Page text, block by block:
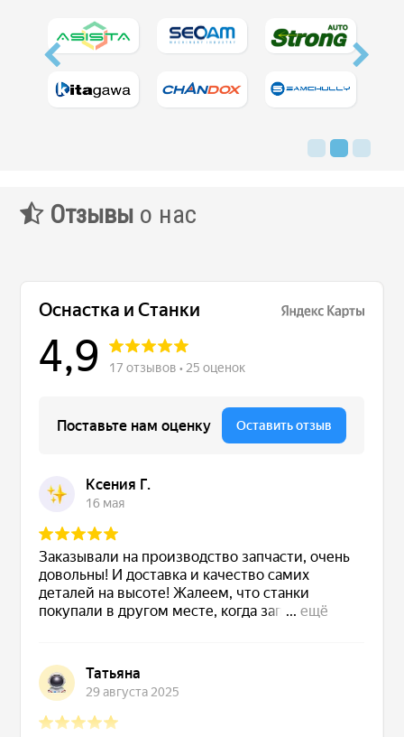
Отзывы о нас